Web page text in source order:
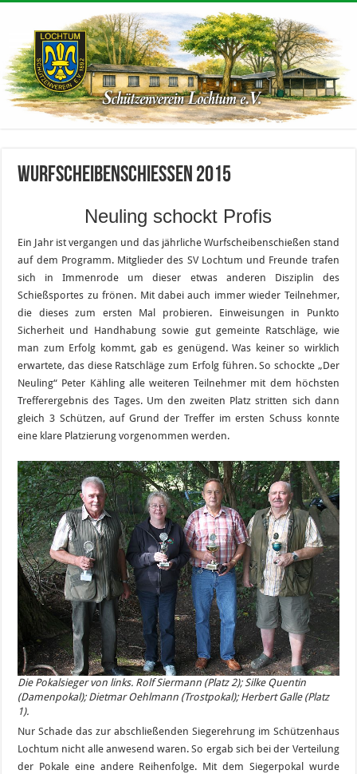
Wurfscheibenschießen 2015
Neuling schockt Profis
Ein Jahr ist vergangen und das jährliche Wurfscheibenschießen stand
auf dem Programm. Mitglieder des SV Lochtum und Freunde trafen
sich in Immenrode um dieser etwas anderen Disziplin des
Schießsportes zu frönen. Mit dabei auch immer wieder Teilnehmer,
die dieses zum ersten Mal probieren. Einweisungen in Punkto
Sicherheit und Handhabung sowie gut gemeinte Ratschläge, wie
man zum Erfolg kommt, gab es genügend. Was keiner so wirklich
erwartete, das diese Ratschläge zum Erfolg führen. So schockte „Der
Neuling“ Peter Kähling alle weiteren Teilnehmer mit dem höchsten
Trefferergebnis des Tages. Um den zweiten Platz stritten sich dann
gleich 3 Schützen, auf Grund der Treffer im ersten Schuss konnte
eine klare Platzierung vorgenommen werden.
Die Pokalsieger von links. Rolf Siermann (Platz 2); Silke Quentin
(Damenpokal); Dietmar Oehlmann (Trostpokal); Herbert Galle (Platz
1).
Nur Schade das zur abschließenden Siegerehrung im Schützenhaus
Lochtum nicht alle anwesend waren. So ergab sich bei der Verteilung
der Pokale eine andere Reihenfolge. Mit dem Siegerpokal wurde